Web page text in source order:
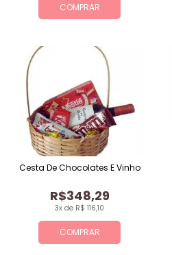
COMPRAR
COMPRAR
3x de R$ 116,10
R$348,29
Cesta De Chocolates E Vinho